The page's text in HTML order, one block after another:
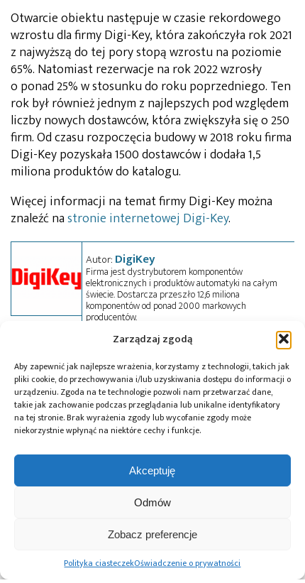
Zarządzaj zgodą
Aby zapewnić jak najlepsze wrażenia, korzystamy z technologii, takich jak
pliki cookie, do przechowywania i/lub uzyskiwania dostępu do informacji o
urządzeniu. Zgoda na te technologie pozwoli nam przetwarzać dane,
takie jak zachowanie podczas przeglądania lub unikalne identyfikatory
na tej stronie. Brak wyrażenia zgody lub wycofanie zgody może
niekorzystnie wpłynąć na niektóre cechy i funkcje.
Akceptuję
Odmów
Zobacz preferencje
Polityka ciasteczekOświadczenie o prywatności
Otwarcie obiektu następuje w czasie rekordowego
wzrostu dla firmy Digi-Key, która zakończyła rok 2021
z najwyższą do tej pory stopą wzrostu na poziomie
65%. Natomiast rezerwacje na rok 2022 wzrosły
o ponad 25% w stosunku do roku poprzedniego. Ten
rok był również jednym z najlepszych pod względem
liczby nowych dostawców, która zwiększyła się o 250
firm. Od czasu rozpoczęcia budowy w 2018 roku firma
Digi-Key pozyskała 1500 dostawców i dodała 1,5
miliona produktów do katalogu.
Więcej informacji na temat firmy Digi-Key można
znaleźć nastronie internetowej Digi-Key.
Autor: DigiKey
Firma jest dystrybutorem komponentów
elektronicznych i produktów automatyki na całym
świecie. Dostarcza przeszło 12,6 miliona
komponentów od ponad 2000 markowych
producentów.
Przeczytaj również:
Association
elektronicznych
Microchip i Micron
prezentują
architekturę
PCIe® Gen 6 dla AI
danych
współpracę